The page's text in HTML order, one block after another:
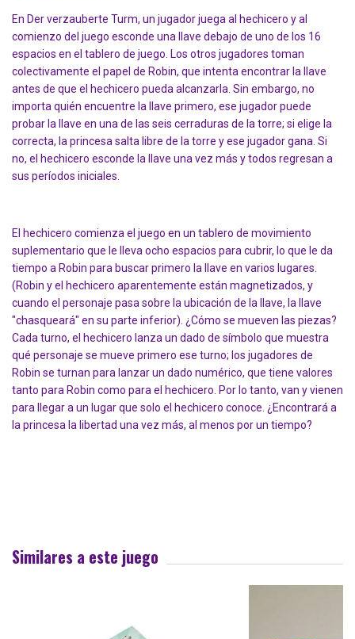
En Der verzauberte Turm, un jugador juega al hechicero y al
comienzo del juego esconde una llave debajo de uno de los 16
espacios en el tablero de juego. Los otros jugadores toman
colectivamente el papel de Robin, que intenta encontrar la llave
antes de que el hechicero pueda alcanzarla. Sin embargo, no
importa quién encuentre la llave primero, ese jugador puede
probar la llave en una de las seis cerraduras de la torre; si elige la
correcta, la princesa salta libre de la torre y ese jugador gana. Si
no, el hechicero esconde la llave una vez más y todos regresan a
sus períodos iniciales.
El hechicero comienza el juego en un tablero de movimiento
suplementario que le lleva ocho espacios para cubrir, lo que le da
tiempo a Robin para buscar primero la llave en varios lugares.
(Robin y el hechicero aparentemente están magnetizados, y
cuando el personaje pasa sobre la ubicación de la llave, la llave
"chasqueará" en su parte inferior). ¿Cómo se mueven las piezas?
Cada turno, el hechicero lanza un dado de símbolo que muestra
qué personaje se mueve primero ese turno; los jugadores de
Robin se turnan para lanzar un dado numérico, que tiene valores
tanto para Robin como para el hechicero. Por lo tanto, van y vienen
para llegar a un lugar que solo el hechicero conoce. ¿Encontrará a
la princesa la libertad una vez más, al menos por un tiempo?
Similares a este juego